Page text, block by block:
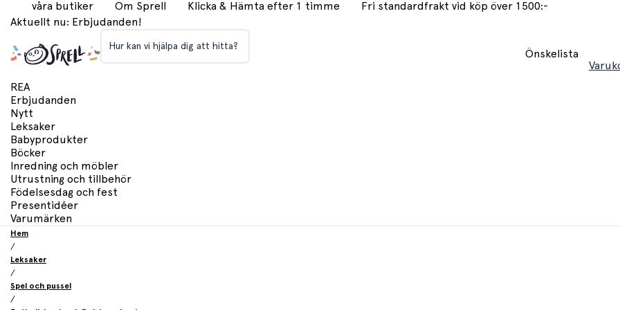
våra butiker Om Sprell Klicka & Hämta efter 1 timme
Fri standardfrakt vid köp över 1500:-
Aktuellt nu: Erbjudanden!
Hur kan vi hjälpa dig att hitta?
Önskelista
REA
Erbjudanden
Nytt
Leksaker
Babyprodukter
Böcker
Inredning och möbler
Utrustning och tillbehör
Födelsesdag och fest
Presentidéer
Varumärken
Hem
/
Leksaker
/
Spel och pussel
/